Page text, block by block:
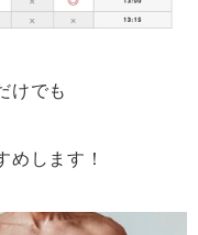
けでも
めします！